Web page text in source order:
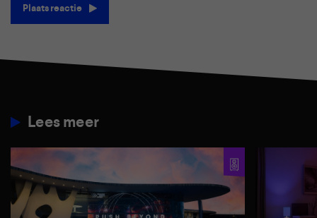
Plaats reactie
Lees meer